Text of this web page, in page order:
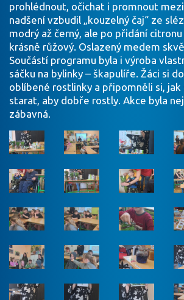
prohlédnout, očichat i promnout
nadšení vzbudil „kouzelný čaj“ ze
modrý až černý, ale po přidání
krásně růžový. Oslazený medem
Součástí programu byla i výroba
sáčku na bylinky – škapulíře. Žáci si
oblíbené rostlinky a připomněli si, jak
starat, aby dobře rostly. Akce byla
zábavná.